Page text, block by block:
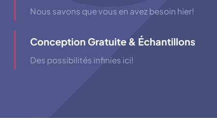
Nous savons que vous en avez besoin hier!
Conception Gratuite & Échantillons
Des possibilités infinies ici!